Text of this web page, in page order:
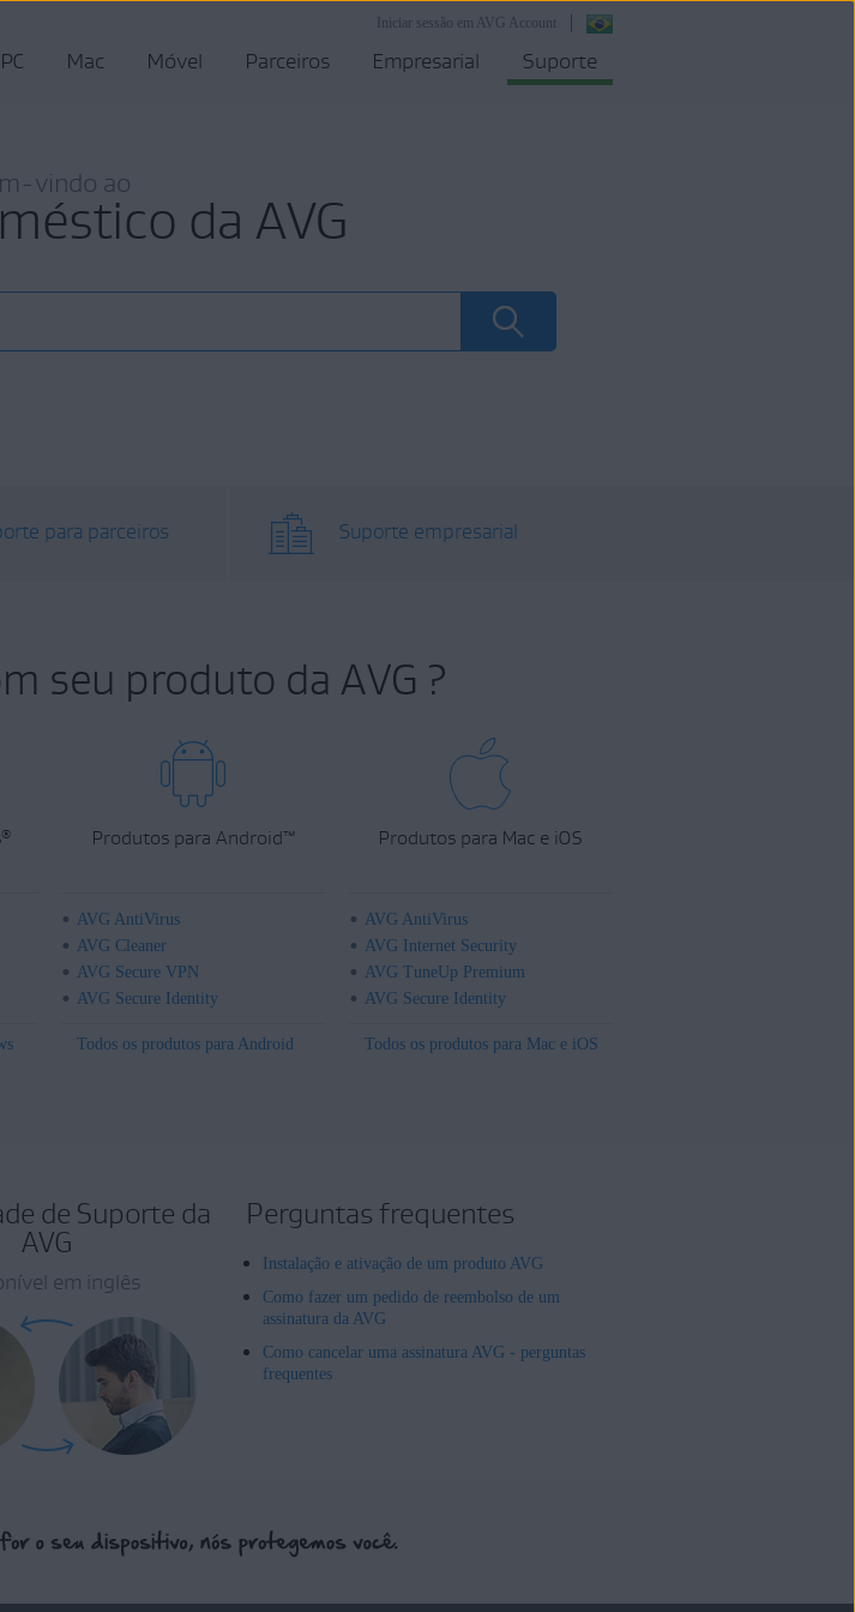
Iniciar sessão em AVG Account
PC Mac Móvel Parceiros Empresarial Suporte
vindo ao
da AVG
para parceiros Suporte empresarial
seu produto da AVG ?
® Produtos para Android™
AVG AntiVirus
AVG Cleaner
AVG Secure VPN
AVG Secure Identity
Todos os produtos para Android
Produtos para Mac e iOS
AVG AntiVirus
AVG Internet Security
AVG TuneUp Premium
AVG Secure Identity
Todos os produtos para Mac e iOS
de Suporte da
AVG
em inglês
Perguntas frequentes
Instalação e ativação de um produto AVG
Como fazer um pedido de reembolso de um
assinatura da AVG
Como cancelar uma assinatura AVG - perguntas
frequentes